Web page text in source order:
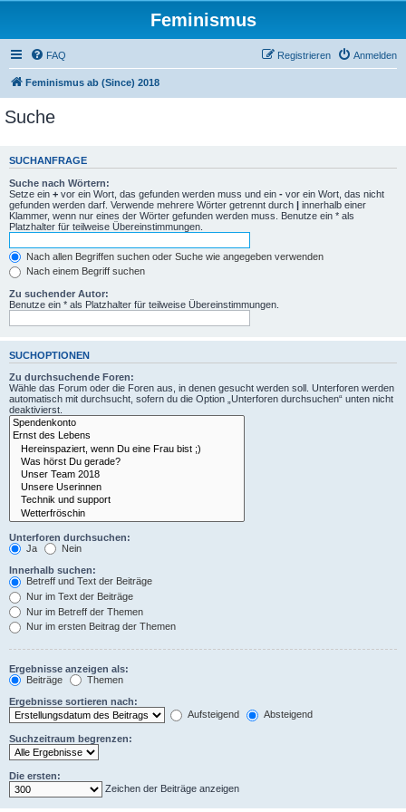
Feminismus
FAQ Anmelden
Registrieren
Feminismus ab (Since) 2018
Suche
SUCHANFRAGE
Suche nach Wörtern:
Setze ein + vor ein Wort, das gefunden werden muss und ein - vor ein Wort, das nicht
gefunden werden darf. Verwende mehrere Wörter getrennt durch | innerhalb einer
Klammer, wenn nur eines der Wörter gefunden werden muss. Benutze ein * als
Platzhalter für teilweise Übereinstimmungen.
Nach allen Begriffen suchen oder Suche wie angegeben verwenden
Nach einem Begriff suchen
Zu suchender Autor:
Benutze ein * als Platzhalter für teilweise Übereinstimmungen.
SUCHOPTIONEN
Zu durchsuchende Foren:
Wähle das Forum oder die Foren aus, in denen gesucht werden soll. Unterforen werden
automatisch mit durchsucht, sofern du die Option „Unterforen durchsuchen“ unten nicht
deaktivierst.
Unterforen durchsuchen:
Ja
Nein
Innerhalb suchen:
Betreff und Text der Beiträge
Nur im Text der Beiträge
Nur im Betreff der Themen
Nur im ersten Beitrag der Themen
Ergebnisse anzeigen als:
Beiträge
Themen
Ergebnisse sortieren nach:
Aufsteigend
Absteigend
Suchzeitraum begrenzen:
Die ersten:
Zeichen der Beiträge anzeigen